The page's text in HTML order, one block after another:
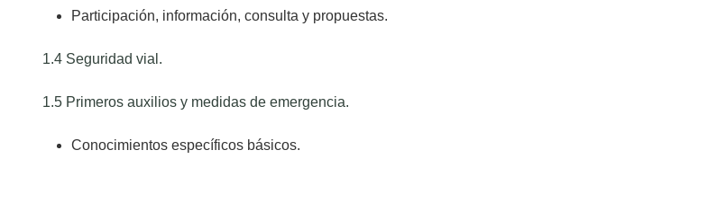
Participación, información, consulta y propuestas.
1.4 Seguridad vial.
1.5 Primeros auxilios y medidas de emergencia.
Conocimientos específicos básicos.